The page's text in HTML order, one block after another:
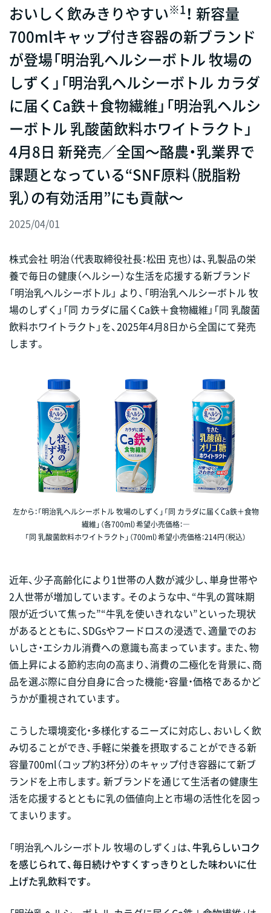
おいしく飲みきりやすい※1！ 新容量
700mlキャップ付き容器の新ブランド
が登場「明治乳ヘルシーボトル 牧場の
しずく」「明治乳ヘルシーボトル カラダ
に届くCa鉄＋食物繊維」「明治乳ヘルシ
ーボトル 乳酸菌飲料ホワイトラクト」
4月8日 新発売／全国～酪農・乳業界で
課題となっている“SNF原料（脱脂粉
乳）の有効活用”にも貢献～
2025/04/01
株式会社 明治（代表取締役社長：松田 克也）は、乳製品の栄
養で毎日の健康（ヘルシー）な生活を応援する新ブランド
「明治乳ヘルシーボトル」 より、「明治乳ヘルシーボトル 牧
場のしずく」「同 カラダに届くCa鉄＋食物繊維」「同 乳酸菌
飲料ホワイトラクト」を、2025年4月8日から全国にて発売
します。
左から：「明治乳ヘルシーボトル 牧場のしずく」「同 カラダに届くCa鉄＋食物
繊維」（各700ml）希望小売価格：―
「同 乳酸菌飲料ホワイトラクト」（700ml）希望小売価格：214円（税込）
近年、少子高齢化により1世帯の人数が減少し、単身世帯や
2人世帯が増加しています。そのような中、“牛乳の賞味期
限が近づいて焦った”“牛乳を使いきれない”といった現状
があるとともに、SDGsやフードロスの浸透で、適量でのお
いしさ・エシカル消費への意識も高まっています。また、物
価上昇による節約志向の高まり、消費の二極化を背景に、商
品を選ぶ際に自分自身に合った機能・容量・価格であるかど
うかが重視されています。
こうした環境変化・多様化するニーズに対応し、おいしく飲
み切ることができ、手軽に栄養を摂取することができる新
容量700ml（コップ約3杯分）のキャップ付き容器にて新ブ
ランドを上市します。新ブランドを通じて生活者の健康生
活を応援するとともに乳の価値向上と市場の活性化を図っ
てまいります。
「明治乳ヘルシーボトル 牧場のしずく」は、 牛乳らしいコク
を感じられて、毎日続けやすくすっきりとした味わいに仕
上げた乳飲料です。